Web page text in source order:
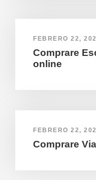
FEBRERO 22,
Comprare
online
FEBRERO 22,
Comprare